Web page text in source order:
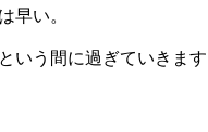
早い。
いう間に過ぎていきます